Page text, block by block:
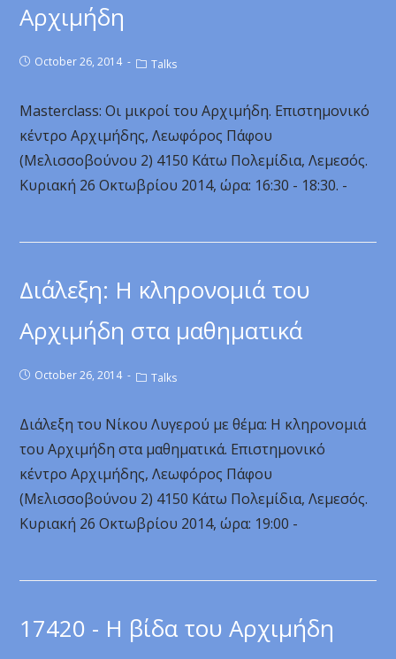
Αρχιμήδη
October 26, 2014 Talks
Masterclass: Οι μικροί του Αρχιμήδη. Επιστημονικό
κέντρο Αρχιμήδης, Λεωφόρος Πάφου
(Μελισσοβούνου 2) 4150 Κάτω Πολεμίδια, Λεμεσός.
Κυριακή 26 Οκτωβρίου 2014, ώρα: 16:30 - 18:30. -
Διάλεξη: Η κληρονομιά του
Αρχιμήδη στα μαθηματικά
October 26, 2014 Talks
Διάλεξη του Νίκου Λυγερού με θέμα: Η κληρονομιά
του Αρχιμήδη στα μαθηματικά. Επιστημονικό
κέντρο Αρχιμήδης, Λεωφόρος Πάφου
(Μελισσοβούνου 2) 4150 Κάτω Πολεμίδια, Λεμεσός.
Κυριακή 26 Οκτωβρίου 2014, ώρα: 19:00 -
17420 - Η βίδα του Αρχιμήδη